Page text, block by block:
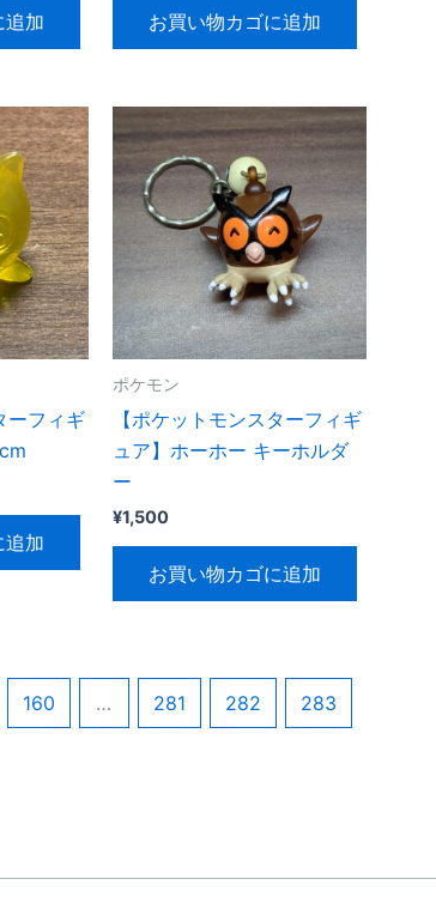
追加 お買い物カゴに追加
ーフィギ
追加
ポケモン
【ポケットモンスターフィギ
ュア】ホーホー キーホルダ
ー
¥1,500
お買い物カゴに追加
160 … 281 282 283